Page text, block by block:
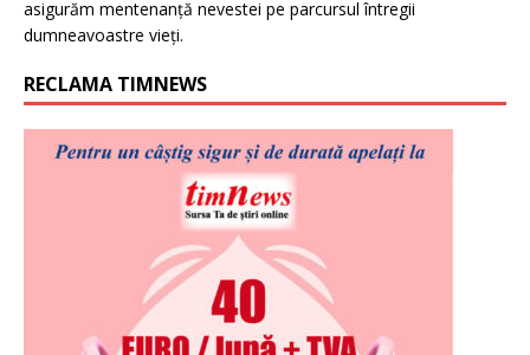
asigurăm mentenanță nevestei pe parcursul întregii
dumneavoastre vieți.
RECLAMA TIMNEWS